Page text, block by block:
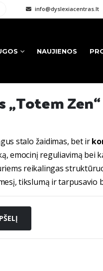
info@dyslexiacentras.lt
NAUJIENOS
„Totem
stalo žaidimas, bet ir
emocinį reguliavimą bei
reikalingas
tikslumą ir tarpusavio